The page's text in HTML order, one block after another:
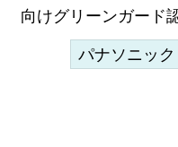
向けグリーンガード
パナソニック